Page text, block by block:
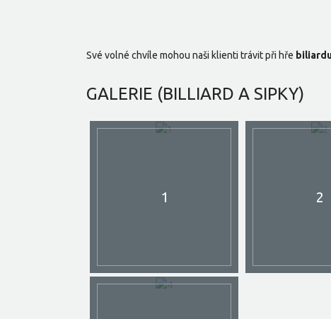
Své volné chvíle mohou naši klienti trávit při hře
GALERIE (BILLIARD A SIPKY)
1 2